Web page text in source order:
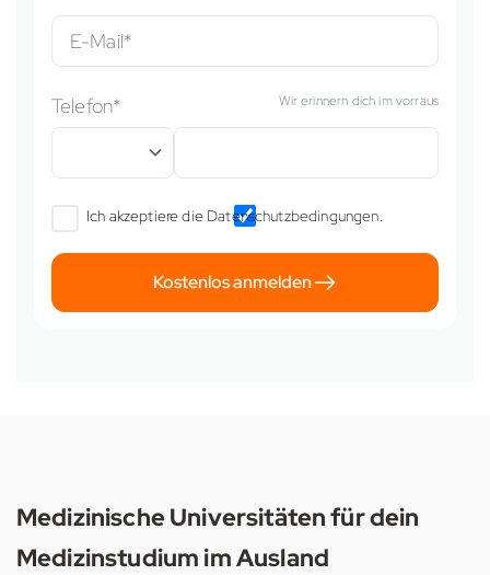
E-Mail*
Telefon* Wir erinnern dich im vorraus
Ich akzeptiere die Datenschutzbedingungen.
Kostenlos anmelden
Medizinische Universitäten für dein
Medizinstudium im Ausland